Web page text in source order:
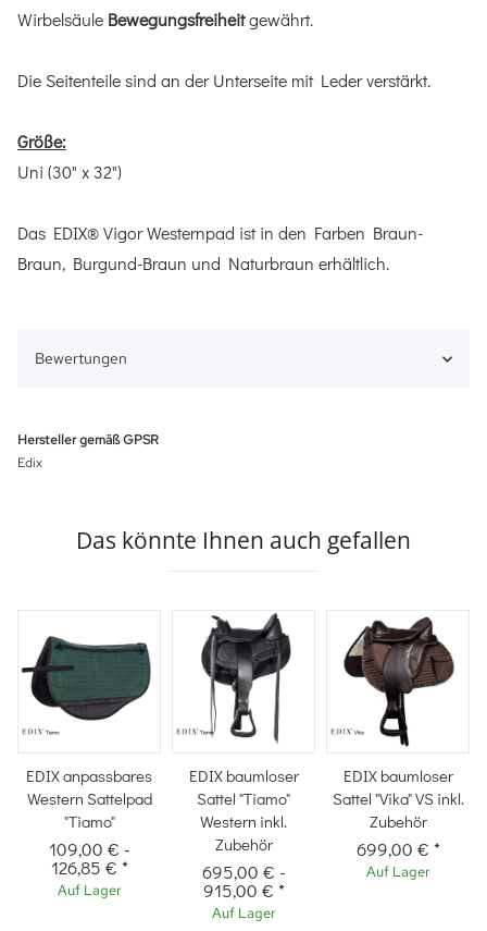
Wirbelsäule Bewegungsfreiheitgewährt.
Die Seitenteile sind an der Unterseite mit Leder verstärkt.
Größe:
Uni (30" x 32")
Das EDIX® Vigor Westernpad ist in den Farben Braun-
Braun, Burgund-Braun und Naturbraun erhältlich.
Bewertungen
Hersteller gemäß GPSR
Edix
Das könnte Ihnen auch gefallen
EDIX anpassbares
Western Sattelpad
"Tiamo"
109,00 € -
126,85 € *
Auf Lager
EDIX baumloser
Sattel "Tiamo"
Western inkl.
Zubehör
695,00 € -
915,00 € *
Auf Lager
EDIX baumloser
Sattel "Vika" VS inkl.
Zubehör
699,00 € *
Auf Lager